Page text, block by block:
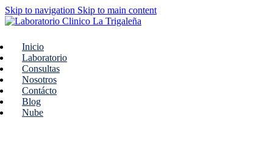
Skip to navigation Skip to main content
Inicio
Laboratorio
Consultas
Nosotros
Contácto
Blog
Nube